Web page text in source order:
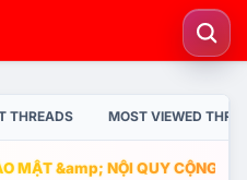
THREADS MOST VIEWED
MẬT &amp; NỘI QUY CỘNG